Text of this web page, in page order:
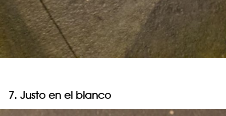
7. Justo en el blanco